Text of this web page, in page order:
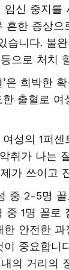
임신 중지를
흔한 증상으
습니다. 불
으로 처치
은 희박한 확
한 출혈로 여
성의 1퍼센
악취가 나는
가 쓰이고
중 2-5명
중 1명 꼴로
안전한
이 중요합니
의 거리의